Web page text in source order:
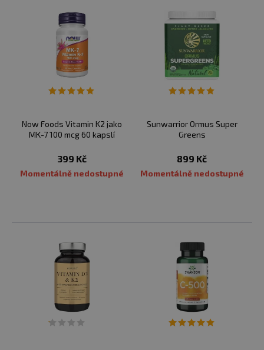
Now Foods Vitamin K2 jako
MK-7 100 mcg 60 kapslí
399 Kč
Momentálně nedostupné
Sunwarrior Ormus Super
Greens
899 Kč
Momentálně nedostupné